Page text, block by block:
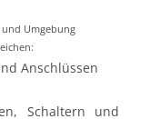
Umgebung
Anschlüssen
Schaltern und